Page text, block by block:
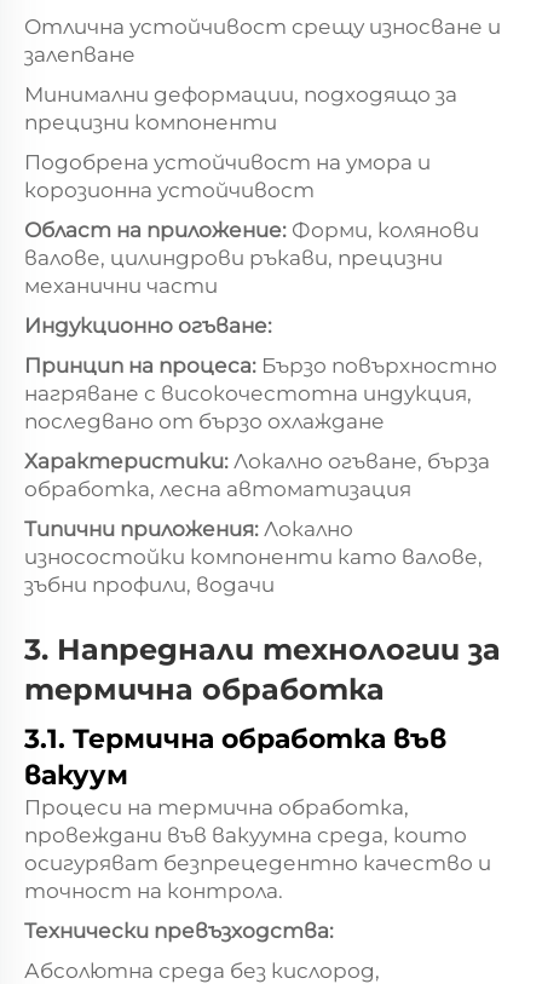
Отлична устойчивост срещу износване и
залепване
Минимални деформации, подходящо за
прецизни компоненти
Подобрена устойчивост на умора и
корозионна устойчивост
Област на приложение: Форми, колянови
валове, цилиндрови ръкави, прецизни
механични части
Индукционно огъване:
Принцип на процеса: Бързо повърхностно
нагряване с високочестотна индукция,
последвано от бързо охлаждане
Характеристики: Локално огъване, бърза
обработка, лесна автоматизация
Типични приложения: Локално
износостойки компоненти като валове,
зъбни профили, водачи
3. Напреднали технологии за
термична обработка
3.1. Термична обработка във
вакуум
Процеси на термична обработка,
провеждани във вакуумна среда, които
осигуряват безпрецедентно качество и
точност на контрола.
Технически превъзходства:
Абсолютна среда без кислород,